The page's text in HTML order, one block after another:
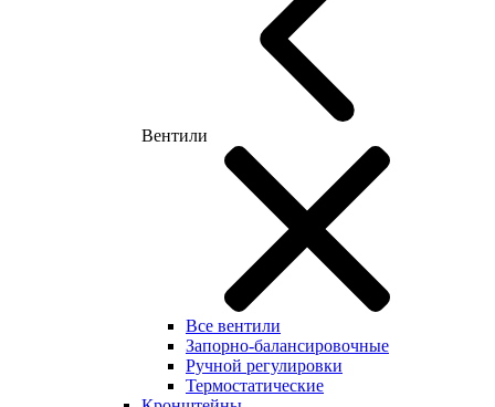
Вентили
Все вентили
Запорно-балансировочные
Ручной регулировки
Термостатические